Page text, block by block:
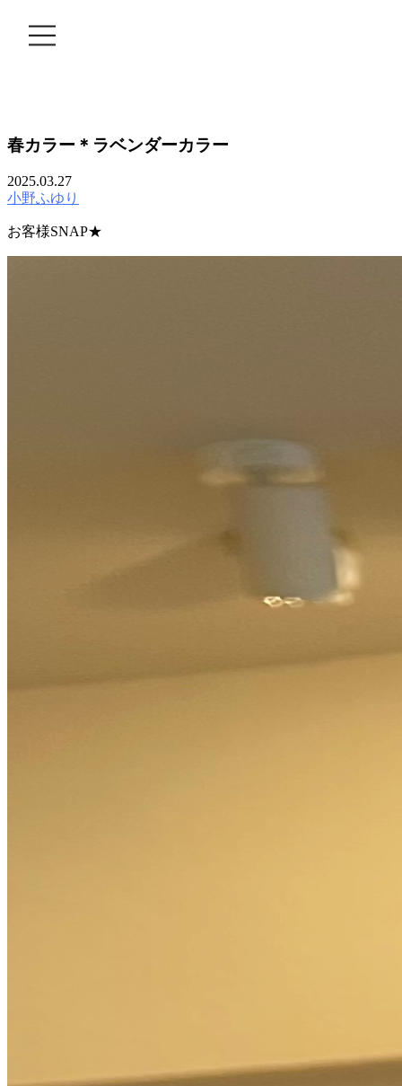
春カラー＊ラベンダーカラー
2025.03.27
小野ふゆり
お客様SNAP★